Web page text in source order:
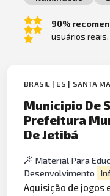
90%
usuários
BRASIL | ES | SANTA
Municipio De
Prefeitura
De Jetibá
Material Para
Desenvolvimento
Aquisição de jogos